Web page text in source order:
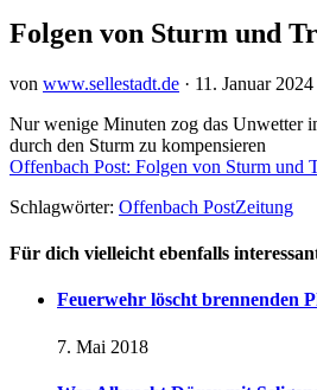
Folgen von Sturm und
von www.sellestadt.de · 11. Januar 2024
Nur wenige Minuten zog das Unwetter
durch den Sturm zu kompensieren
Offenbach Post: Folgen von Sturm und
Schlagwörter: Offenbach PostZeitung
Für dich vielleicht ebenfalls
Feuerwehr löscht brennenden
7. Mai 2018